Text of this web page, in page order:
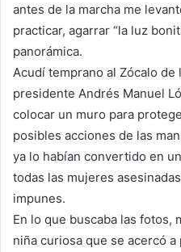
antes de la marcha me
practicar, agarrar “la luz
panorámica.
Acudí temprano al Zócalo de
presidente Andrés Manuel
colocar un muro para
posibles acciones de las
ya lo habían convertido en
todas las mujeres
impunes.
En lo que buscaba las fotos,
niña curiosa que se acercó